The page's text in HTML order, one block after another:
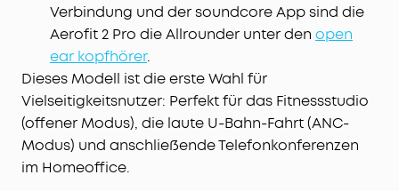
Verbindung und der soundcore App sind die
Aerofit 2 Pro die Allrounder unter den open
ear kopfhörer.
Dieses Modell ist die erste Wahl für
Vielseitigkeitsnutzer: Perfekt für das Fitnessstudio
(offener Modus), die laute U-Bahn-Fahrt (ANC-
Modus) und anschließende Telefonkonferenzen
im Homeoffice.